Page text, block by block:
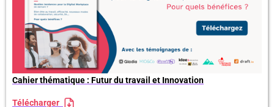
Cahier thématique : Futur du travail et Innovation
Télécharger